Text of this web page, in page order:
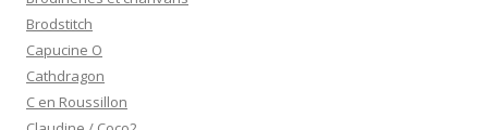
Brodstitch
Capucine O
Cathdragon
C en Roussillon